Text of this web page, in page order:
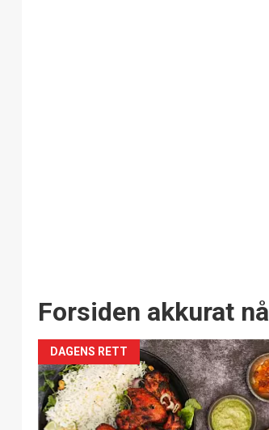
Forsiden akkurat nå
DAGENS RETT